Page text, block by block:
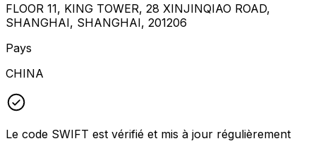
FLOOR 11, KING TOWER, 28 XINJINQIAO ROAD,
SHANGHAI, SHANGHAI, 201206
Pays
CHINA
Le code SWIFT est vérifié et mis à jour régulièrement